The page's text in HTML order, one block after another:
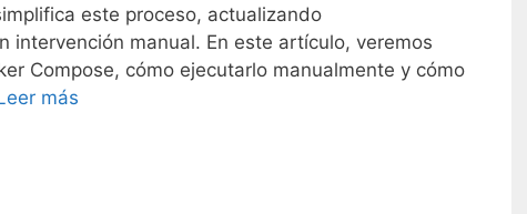
este proceso, actualizando
intervención manual. En este artículo, veremos
Compose, cómo ejecutarlo manualmente y cómo
más